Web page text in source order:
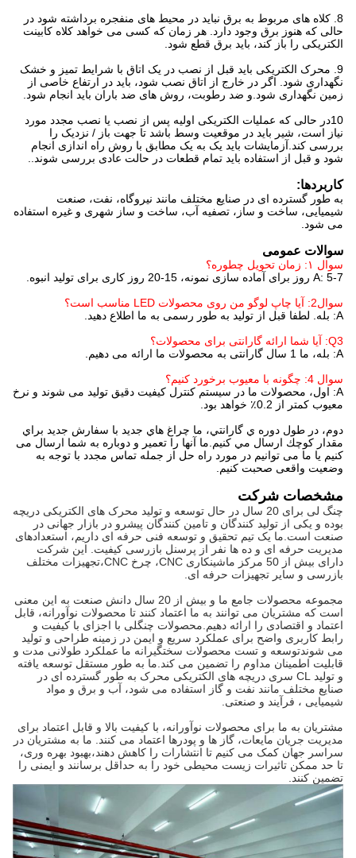
8. کلاه های مربوط به برق نباید در محیط های منفجره برداشته شود در
حالی که هنوز برق وجود دارد. هر زمان که کسی می خواهد کلاه کابینت
الکتریکی را باز کند، باید برق قطع شود.
9. محرک الکتریکی باید قبل از نصب در یک اتاق با شرایط تمیز و خشک
نگهداری شود. اگر در خارج از اتاق نصب شود، باید در ارتفاع خاصی از
زمین نگهداری شود.و ضد رطوبت، روش های ضد باران باید انجام شود.
10در حالی که عملیات الکتریکی اولیه پس از نصب یا نصب مجدد مورد
نیاز است، شیر باید در موقعیت وسط باشد تا جهت باز / نزدیک را
بررسی کند.آزمایشات باید یک به یک مطابق با روش راه اندازی انجام
شود و قبل از استفاده باید تمام قطعات در حالت عادی بررسی شوند..
کاربردها:
به طور گسترده ای در صنایع مختلف مانند نیروگاه، نفت، صنعت
شیمیایی، ساخت و ساز، تصفیه آب، ساخت و ساز شهری و غیره استفاده
می شود.
سوالات عمومی
سوال ۱: زمان تحویل چطوره؟
A: 5-7 روز برای آماده سازی نمونه، 15-20 روز کاری برای تولید انبوه.
سوال2: آیا چاپ لوگو من روی محصولات LED مناسب است؟
A: بله. لطفا قبل از تولید به طور رسمی به ما اطلاع دهید.
Q3: آیا شما ارائه گارانتی برای محصولات؟
A: بله، ما 1 سال گارانتی به محصولات ما ارائه می دهیم.
سوال 4: چگونه با معیوب برخورد کنیم؟
A: اول، محصولات ما در سیستم کنترل کیفیت دقیق تولید می شوند و نرخ
معیوب کمتر از 0.2٪ خواهد بود.
دوم، در طول دوره ي گارانتي، ما چراغ هاي جديد با سفارش جديد براي
مقدار كوچك ارسال مي كنيم.ما آنها را تعمیر و دوباره به شما ارسال می
کنیم یا ما می توانیم در مورد راه حل از جمله تماس مجدد با توجه به
وضعیت واقعی صحبت کنیم.
مشخصات شرکت
چنگ لی برای 20 سال در حال توسعه و تولید محرک های الکتریکی دریچه
بوده و یکی از تولید کنندگان و تامین کنندگان پیشرو در بازار جهانی در
صنعت است.ما یک تیم تحقیق و توسعه فنی حرفه ای داریم، استعدادهای
مدیریت حرفه ای و ده ها نفر از پرسنل بازرسی کیفیت. این شرکت
دارای بیش از 50 مرکز ماشینکاری CNC، چرخ CNC،تجهیزات مختلف
بازرسی و سایر تجهیزات حرفه ای.
مجموعه محصولات جامع ما و بیش از 20 سال دانش صنعت به این معنی
است که مشتریان می توانند به ما اعتماد کنند تا محصولات نوآورانه، قابل
اعتماد و اقتصادی را ارائه دهیم.محصولات چنگلی با اجزای با کیفیت و
رابط کاربری واضح برای عملکرد سریع و ایمن در زمینه طراحی و تولید
می شوندتوسعه و تست محصولات سختگیرانه ما عملکرد طولانی مدت و
قابلیت اطمینان مداوم را تضمین می کند.ما به طور مستقل توسعه یافته
و تولید CL سری دریچه های الکتریکی محرک به طور گسترده ای در
صنایع مختلف مانند نفت و گاز استفاده می شود، آب و برق و مواد
شیمیایی ، فرآیند و صنعتی.
مشتریان به ما برای محصولات نوآورانه، با کیفیت بالا و قابل اعتماد برای
مدیریت جریان مایعات، گاز ها و پودرها اعتماد می کنند. ما به مشتریان در
سراسر جهان کمک می کنیم تا انتشارات را کاهش دهند،بهبود بهره وری،
تا حد ممکن تاثیرات زیست محیطی خود را به حداقل برسانند و ایمنی را
تضمین کنند.